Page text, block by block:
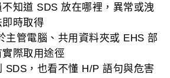
知道 SDS 放在哪裡，異常或洩
時取得
主管電腦、共用資料夾或 EHS 部
際取用途徑
SDS，也看不懂 H/P 語句與危害